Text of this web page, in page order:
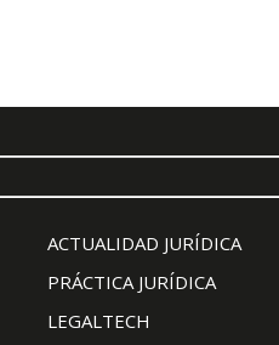
ACTUALIDAD JURÍDICA
PRÁCTICA JURÍDICA
LEGALTECH